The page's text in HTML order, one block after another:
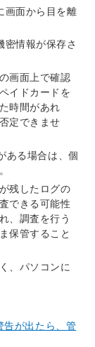
画面から目を離
密情報が保存さ
画面上で確認
イドカードを
時間があれ
定できませ
ある場合は、個
残したログの
できる可能性
、調査を行う
保管すること
、パソコンに
告が出たら、管